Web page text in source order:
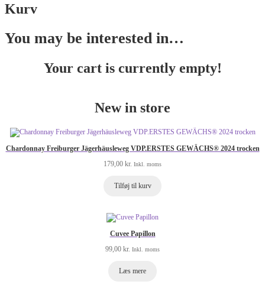
Kurv
You may be interested in…
Your cart is currently empty!
New in store
Chardonnay Freiburger Jägerhäusleweg VDP.ERSTES GEWÄCHS® 2024 trocken
179,00 kr. Inkl. moms
Tilføj til kurv
Cuvee Papillon
99,00 kr. Inkl. moms
Læs mere